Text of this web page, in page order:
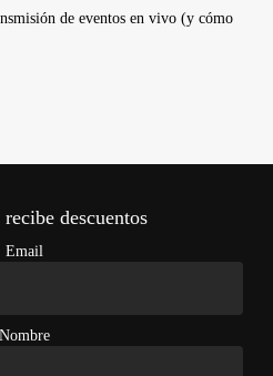
de eventos en vivo (y cómo
descuentos
Email
Nombre